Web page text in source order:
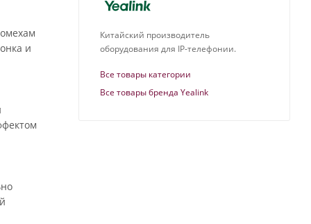
и
Китайский производитель
оборудования для IP-телефонии.
Все товары категории
Все товары бренда Yealink